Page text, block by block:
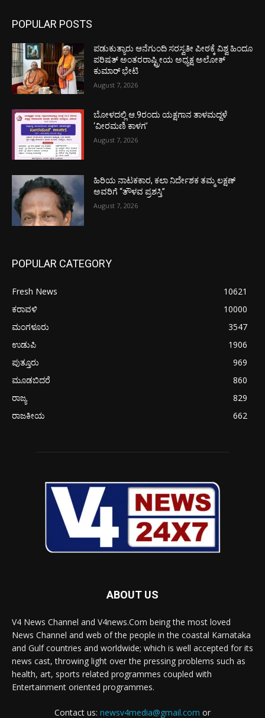
POPULAR POSTS
ಪಡುಕುತ್ಯಾರು ಆನೆಗುಂದಿ ಸರಸ್ವತೀ ಪೀಠಕ್ಕೆ ವಿಶ್ವ ಹಿಂದೂ
ಪರಿಷತ್ ಅಂತರರಾಷ್ಟ್ರೀಯ ಅಧ್ಯಕ್ಷ ಅಲೋಕ್
ಕುಮಾರ್ ಭೇಟಿ
August 7, 2026
ಬೋಳದಲ್ಲಿ ಆ.9ರಂದು ಯಕ್ಷಗಾನ ತಾಳಮದ್ದಳೆ
‘ವೀರಮಣಿ ಕಾಳಗ’
August 7, 2026
ಹಿರಿಯ ನಾಟಕಕಾರ, ಕಲಾ ನಿರ್ದೇಶಕ ತಮ್ಮ ಲಕ್ಷಣ್
ಅವರಿಗೆ “ತೌಳವ ಪ್ರಶಸ್ತಿ”
August 7, 2026
POPULAR CATEGORY
Fresh News
10621
ಕರಾವಳಿ
10000
ಮಂಗಳೂರು
3547
ಉಡುಪಿ
1906
ಪುತ್ತೂರು
969
ಮೂಡಬಿದರೆ
860
ರಾಜ್ಯ
829
ರಾಜಕೀಯ
662
ABOUT US
V4 News Channel and V4news.Com being the most loved
News Channel and web of the people in the coastal Karnataka
and Gulf countries and worldwide; which is well accepted for its
news cast, throwing light over the pressing problems such as
health, art, sports related programmes coupled with
Entertainment oriented programmes.
Contact us: newsv4media@gmail.com or